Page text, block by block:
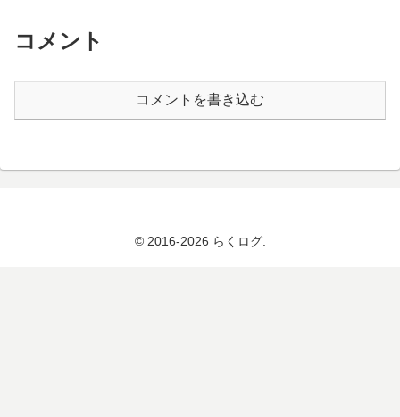
コメント
コメントを書き込む
© 2016-2026 らくログ.